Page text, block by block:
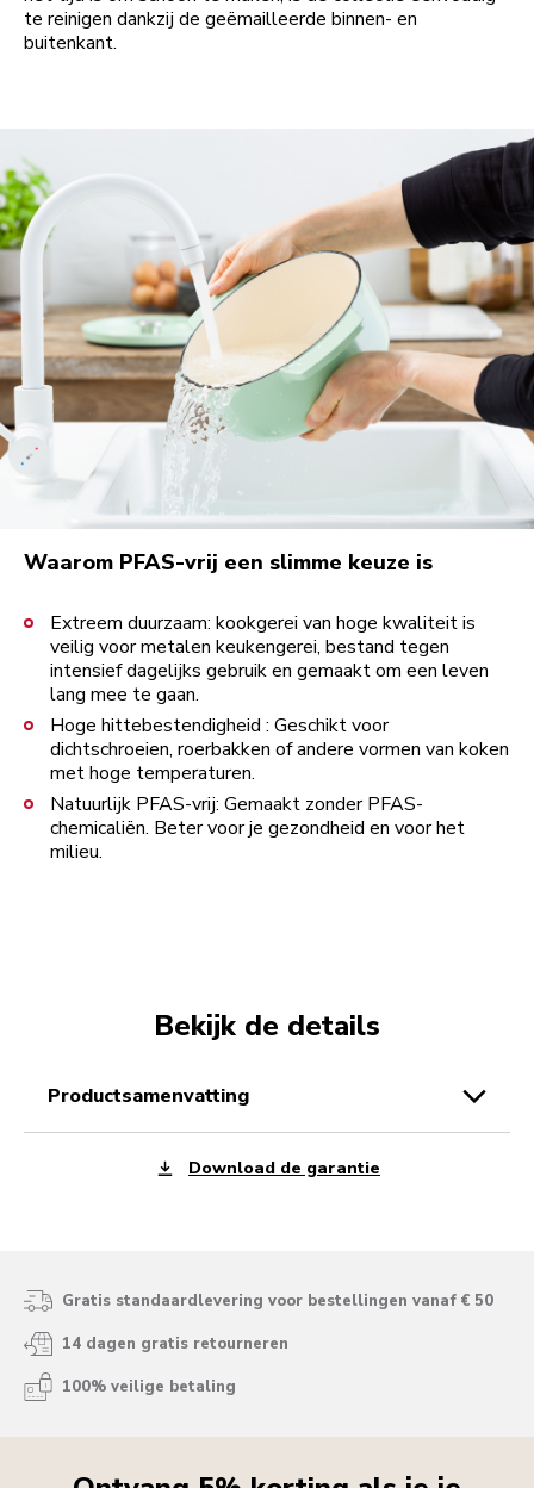
te reinigen dankzij de geëmailleerde binnen- en
buitenkant.
Waarom PFAS-vrij een slimme keuze is
Extreem duurzaam: kookgerei van hoge kwaliteit is
veilig voor metalen keukengerei, bestand tegen
intensief dagelijks gebruik en gemaakt om een leven
lang mee te gaan.
Hoge hittebestendigheid : Geschikt voor
dichtschroeien, roerbakken of andere vormen van koken
met hoge temperaturen.
Natuurlijk PFAS-vrij: Gemaakt zonder PFAS-
chemicaliën. Beter voor je gezondheid en voor het
milieu.
Bekijk de details
productsamenvatting
Download de garantie
Gratis standaardlevering voor bestellingen vanaf € 50
14 dagen gratis retourneren
100% veilige betaling